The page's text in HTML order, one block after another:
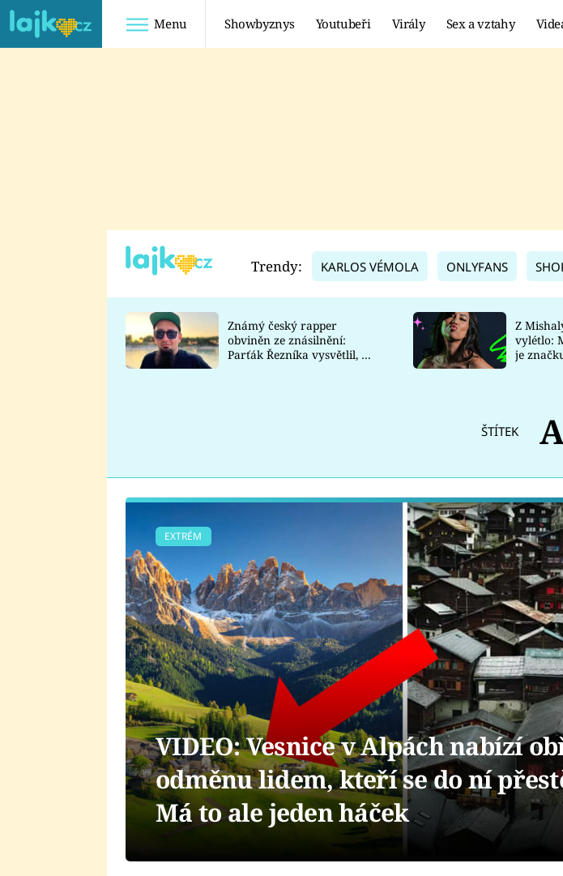
Menu Showbyznys Youtubeři Virály Sex a vztahy
TADEÁŠ KUBĚNKA
DATEL
Trendy: KARLOS VÉMOLA ONLYFANS
Známý český rapper
obviněn ze znásilnění:
Parťák Řezníka vysvětlil, co
Z
vylétlo:
je
ŠTÍTEK
EXTRÉM
VIDEO: Vesnice v Alpách nabízí
odměnu lidem, kteří se do ní
Má to ale jeden háček